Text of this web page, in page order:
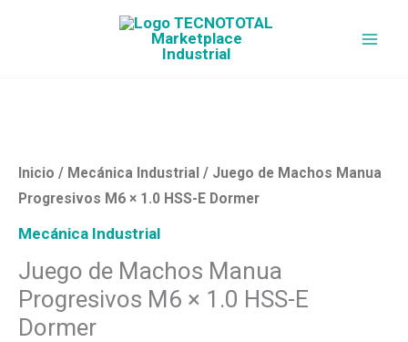
Inicio / Mecánica Industrial / Juego de Machos Manua
Progresivos M6 × 1.0 HSS-E Dormer
Mecánica Industrial
Juego de Machos Manua
Progresivos M6 × 1.0 HSS-E
Dormer
Manua
Progresivos
×
1.0
HSS-
E